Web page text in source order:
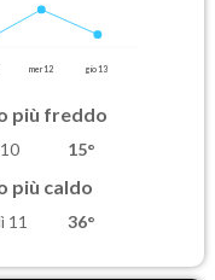
mer 12 gio 13
più freddo
15°
più caldo
11 36°